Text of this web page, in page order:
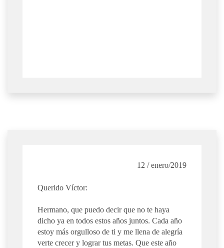
12 / enero/2019
Querido Víctor:
Hermano, que puedo decir que no te haya
dicho ya en todos estos años juntos. Cada año
estoy más orgulloso de ti y me llena de alegría
verte crecer y lograr tus metas. Que este año